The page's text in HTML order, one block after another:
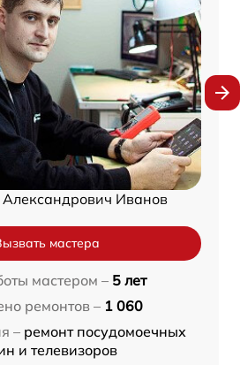
Александрович Иванов
мастера
мастером – 5 лет
ремонтов – 1 060
– ремонт посудомоечных
и телевизоров